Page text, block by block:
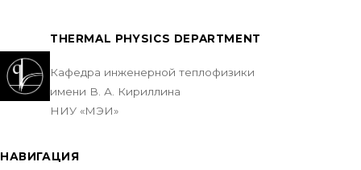
THERMAL PHYSICS DEPARTMENT
Кафедра инженерной теплофизики
имени В. А. Кириллина
НИУ «МЭИ»
НАВИГАЦИЯ